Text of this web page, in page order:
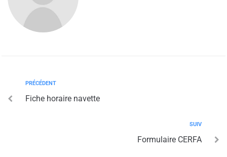
PRÉCÉDENT
Fiche horaire navette
SUIV
Formulaire CERFA